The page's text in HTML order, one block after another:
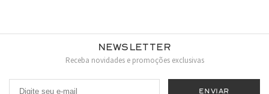
Newsletter
Receba novidades e promoções exclusivas